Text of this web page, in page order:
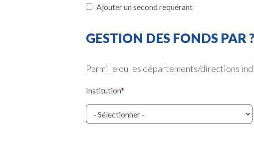
Ajouter un second requérant
GESTION DES FONDS PAR
Parmi le ou les départements/directions
Institution